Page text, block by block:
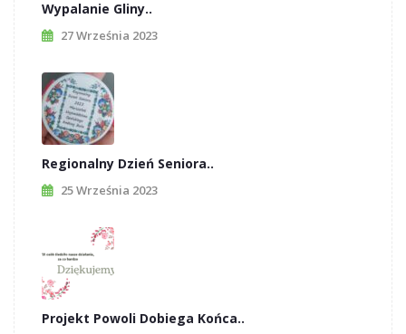
Wypalanie Gliny..
27 Września 2023
Regionalny Dzień Seniora..
25 Września 2023
Projekt Powoli Dobiega Końca..